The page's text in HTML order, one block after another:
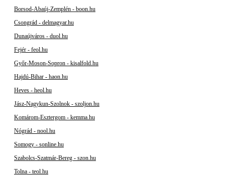
Borsod-Abaúj-Zemplén - boon.hu
Csongrád - delmagyar.hu
Dunaújváros - duol.hu
Fejér - feol.hu
Győr-Moson-Sopron - kisalfold.hu
Hajdú-Bihar - haon.hu
Heves - heol.hu
Jász-Nagykun-Szolnok - szoljon.hu
Komárom-Esztergom - kemma.hu
Nógrád - nool.hu
Somogy - sonline.hu
Szabolcs-Szatmár-Bereg - szon.hu
Tolna - teol.hu